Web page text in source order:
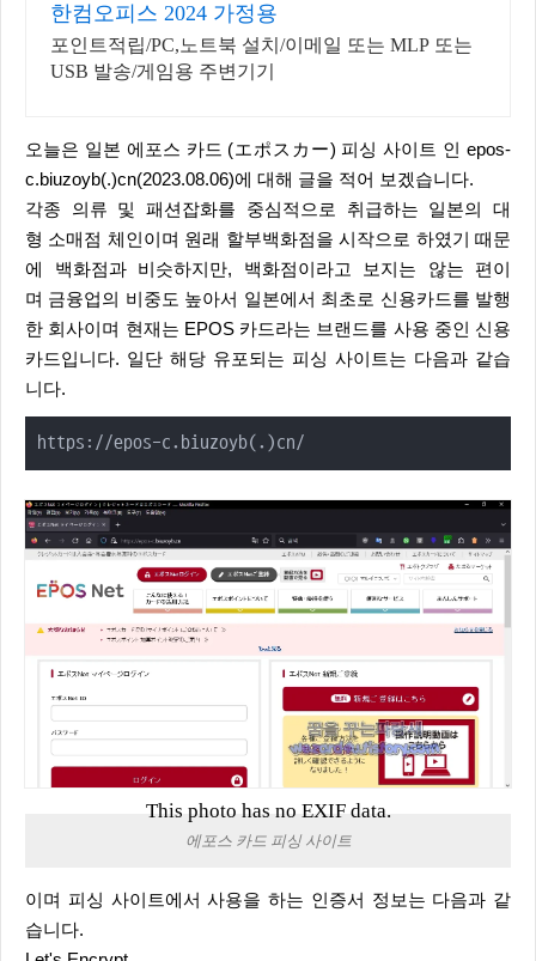
한컴오피스 2024 가정용
포인트적립/PC,노트북 설치/이메일 또는 MLP 또는
USB 발송/게임용 주변기기
오늘은 일본 에포스 카드 (エポスカー) 피싱 사이트 인 epos-
c.biuzoyb(.)cn(2023.08.06)에 대해 글을 적어 보겠습니다.
각종 의류 및 패션잡화를 중심적으로 취급하는 일본의 대
형 소매점 체인이며 원래 할부백화점을 시작으로 하였기 때문
에 백화점과 비슷하지만, 백화점이라고 보지는 않는 편이
며 금융업의 비중도 높아서 일본에서 최초로 신용카드를 발행
한 회사이며 현재는 EPOS 카드라는 브랜드를 사용 중인 신용
카드입니다. 일단 해당 유포되는 피싱 사이트는 다음과 같습
니다.
https://epos-c.biuzoyb(.)cn/
This photo has no EXIF data.
에포스 카드 피싱 사이트
이며 피싱 사이트에서 사용을 하는 인증서 정보는 다음과 같
습니다.